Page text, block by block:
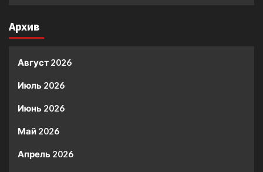
Архив
Август 2026
Июль 2026
Июнь 2026
Май 2026
Апрель 2026